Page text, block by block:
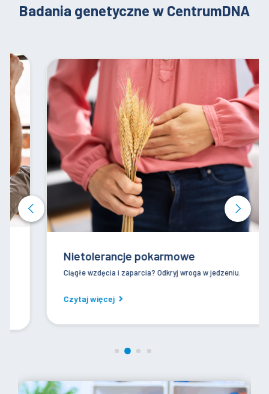
Badania genetyczne w CentrumDNA
Nietolerancje pokarmowe
Ciągłe wzdęcia i zaparcia? Odkryj wroga w jedzeniu.
Czytaj więcej